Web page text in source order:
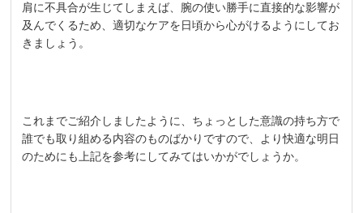
肩に不具合が生じてしまえば、腕の使い勝手に直接的な影響が
及んでくるため、適切なケアを日頃から心がけるようにしてお
きましょう。
これまでご紹介しましたように、ちょっとした意識の持ち方で
誰でも取り組める内容のものばかりですので、より快適な明日
のためにも上記を参考にしてみてはいかがでしょうか。